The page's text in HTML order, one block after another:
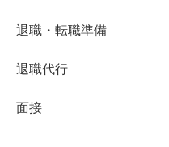
退職・転職準備
退職代行
面接